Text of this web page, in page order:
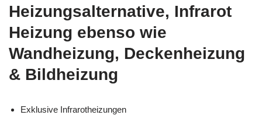
Heizungsalternative, Infrarot
Heizung ebenso wie
Wandheizung, Deckenheizung
& Bildheizung
Exklusive Infrarotheizungen